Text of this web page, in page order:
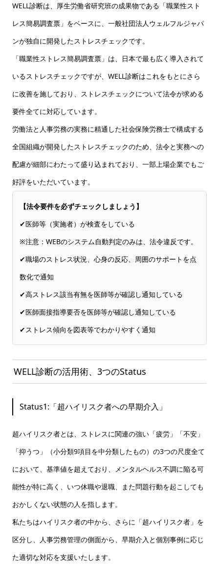
WELL診断は、厚生労働省研究班の成果物である「職業性スト
レス簡易調査票」をベースに、一般社団法人ウェルフルジャパ
ンが独自に開発したストレスチェックです。
「職業性ストレス簡易調査票」は、日本で最も広く導入されて
いるストレスチェックですが、WELL診断はこれをもとにさら
に改善を施しており、ストレスチェックについて法令が求める
要件全てに対応しています。
労働法と人事労務の実務に精通した社会保険労務士で構成する
全国組織が開発したストレスチェックのため、法令と実務への
配慮が細部にわたって盛り込まれており、一部上場企業でもご
好評をいただいています。
【法令要件を必ずチェックしましょう】
✔医師等（実施者）が検査をしている
※注意：WEBのシステム自動判定のみは、法令違反です。
✔職場のストレス状況、心身の反応、周囲のサポートを点
数化で通知
✔高ストレス該当有無を医師等が確認し通知している
✔医師面接指導要否を医師等が確認し通知している
✔ストレス傾向を図表等でわかりやすく通知
WELL診断の活用術、3つのStatus
Status1:「超ハイリスク者への早期介入」
超ハイリスク者とは、ストレスに関連の強い「疲労」「不安」
「抑うつ」（小分類9項目を中分類したもの）の3つの尺度全て
において、基準値を超えており、メンタルヘルス不調に陥る可
能性が特に高く、いつ休職や退職、また問題行動を起こしても
おかしくない状態の人を指します。
私たちはハイリスク者の中から、さらに「超ハイリスク者」を
区分し、人事労務管理の側面から、早期介入と個別事例に応じ
た適切な対応を支援いたします。